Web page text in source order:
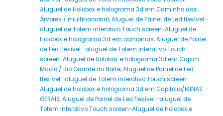
Aluguel de Holobox e holograma 3d em Caminho das
Árvores / multinacional,Aluguel de Painel de Led flexível -
aluguel de Totem interativo Touch screen-Aluguel de
Holobox e holograma 3d em campinas,Aluguel de Painel
de Led flexível -aluguel de Totem interativo Touch
screen-Aluguel de Holobox e holograma 3d em Capim
Macio / Rio Grande do Norte,Aluguel de Painel de Led
flexível -aluguel de Totem interativo Touch screen-
Aluguel de Holobox e holograma 3d em Capitólio/MINAS
GERAIS,Aluguel de Painel de Led flexível -aluguel de
Totem interativo Touch screen-Aluguel de Holobox e